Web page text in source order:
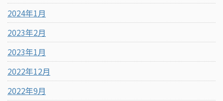
2024年1月
2023年2月
2023年1月
2022年12月
2022年9月